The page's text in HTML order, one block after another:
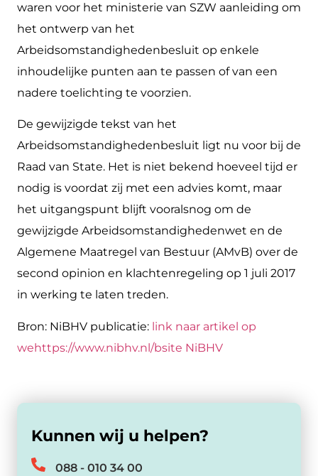
waren voor het ministerie van SZW aanleiding om
het ontwerp van het
Arbeidsomstandighedenbesluit op enkele
inhoudelijke punten aan te passen of van een
nadere toelichting te voorzien.
De gewijzigde tekst van het
Arbeidsomstandighedenbesluit ligt nu voor bij de
Raad van State. Het is niet bekend hoeveel tijd er
nodig is voordat zij met een advies komt, maar
het uitgangspunt blijft vooralsnog om de
gewijzigde Arbeidsomstandighedenwet en de
Algemene Maatregel van Bestuur (AMvB) over de
second opinion en klachtenregeling op 1 juli 2017
in werking te laten treden.
Bron: NiBHV publicatie: link naar artikel op
wehttps://www.nibhv.nl/bsite NiBHV
Kunnen wij u helpen?
088 - 010 34 00